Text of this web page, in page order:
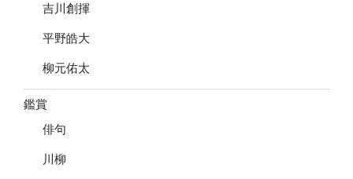
吉川創揮
平野皓大
柳元佑太
鑑賞
俳句
川柳